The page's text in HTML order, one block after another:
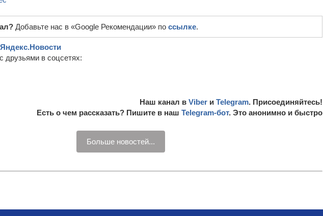
Добавьте нас в «Google Рекомендации» по ссылке.
Яндекс.Новости
друзьями в соцсетях:
Наш канал в Viber и Telegram. Присоединяйтесь!
Есть о чем рассказать? Пишите в наш Telegram-бот. Это анонимно и быстро
Больше новостей...